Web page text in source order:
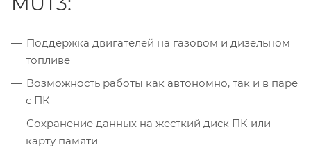
Поддержка двигателей на газовом и дизельном
топливе
Возможность работы как автономно, так и в паре
с ПК
Сохранение данных на жесткий диск ПК или
карту памяти